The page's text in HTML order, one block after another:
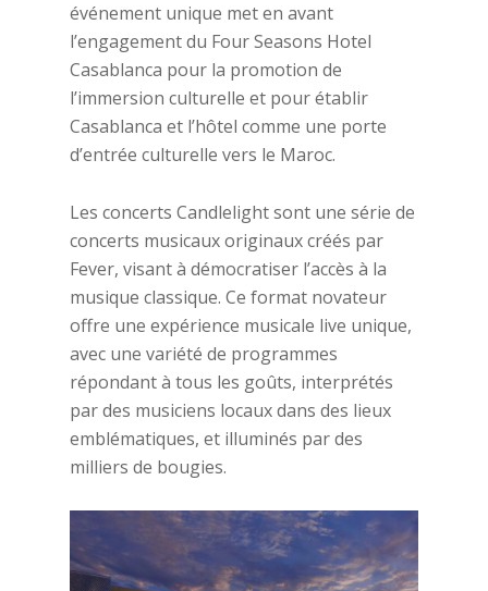
événement unique met en avant
l’engagement du Four Seasons Hotel
Casablanca pour la promotion de
l’immersion culturelle et pour établir
Casablanca et l’hôtel comme une porte
d’entrée culturelle vers le Maroc.
Les concerts Candlelight sont une série de
concerts musicaux originaux créés par
Fever, visant à démocratiser l’accès à la
musique classique. Ce format novateur
offre une expérience musicale live unique,
avec une variété de programmes
répondant à tous les goûts, interprétés
par des musiciens locaux dans des lieux
emblématiques, et illuminés par des
milliers de bougies.